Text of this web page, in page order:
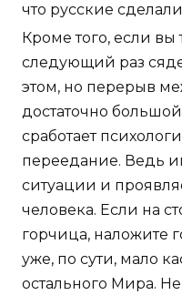
что русские сделали
Кроме того, если вы
следующий раз
этом, но перерыв
достаточно
сработает
переедание. Ведь
ситуации и
человека. Если на
горчица, наложите
уже, по сути, мало
остального Мира.